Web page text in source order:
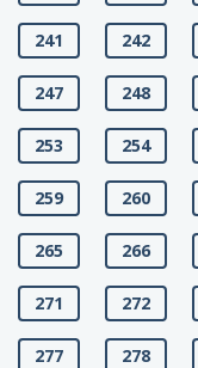
241 242
247 248
253 254
259 260
265 266
271 272
277 278